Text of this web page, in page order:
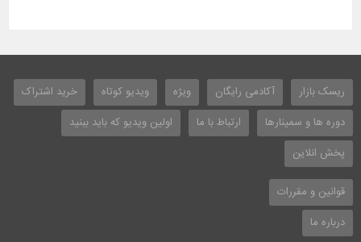
ریسک بازار آکادمی رایگان ویژه ویدیو کوتاه
خرید اشتراک
دوره ها و سمینارها
ارتباط با ما
اولین ویدیو که باید ببنید
پخش انلاین
قوانین و مقررات
درباره ما